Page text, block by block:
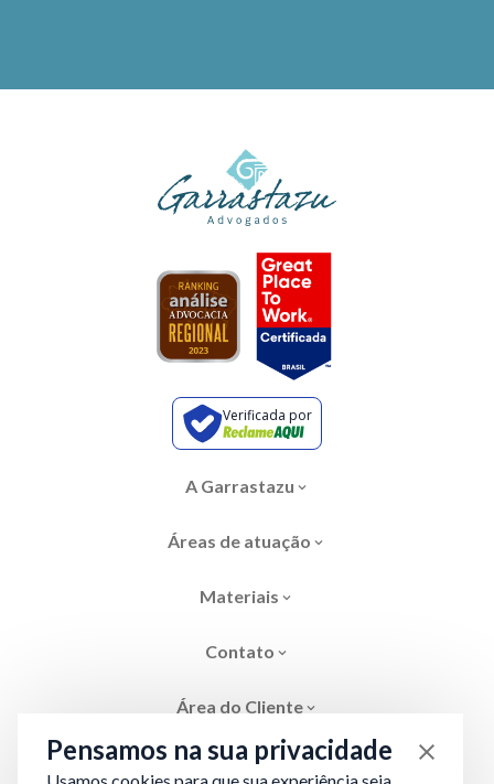
Verificada por
A Garrastazu
Áreas de atuação
Materiais
Contato
Área do Cliente
Pensamos na sua privacidade